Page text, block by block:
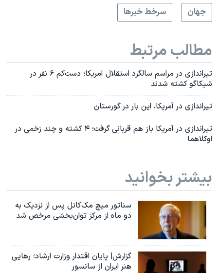
جهان
سرخط خبرها
مطالب مرتبط
تیراندازی در مراسم سالگرد استقلال آمریکا؛ دست‌کم ۶ نفر در
شیکاگو کشته شدند
تیراندازی در آمریکا، این بار در گورستان
تیراندازی در آمریکا باز هم قربانی گرفت؛ ۴ کشته و چند زخمی در
اوکلاهما
بیشتر بخوانید
سناتور میچ مک‌کانل پس از نزدیک به
دو ماه از مرکز توان‌بخشی مرخص شد
گزارش| پایان اقتدار وزارت ارشاد؛ رهایی
هنر ایران از سانسور